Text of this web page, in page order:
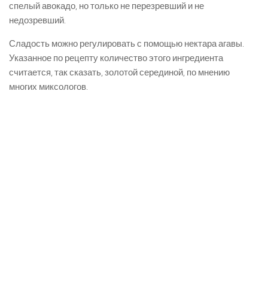
спелый авокадо, но только не перезревший и не
недозревший.
Сладость можно регулировать с помощью нектара агавы.
Указанное по рецепту количество этого ингредиента
считается, так сказать, золотой серединой, по мнению
многих миксологов.